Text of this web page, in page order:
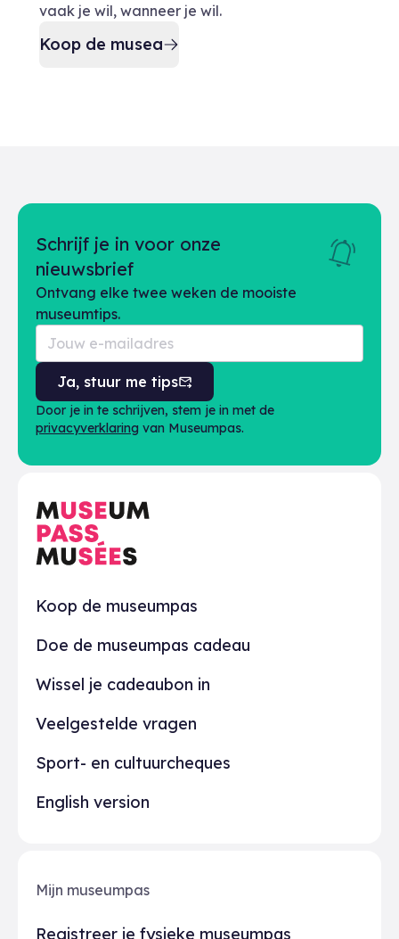
vaak je wil, wanneer je wil.
Koop de musea
Praktisch
Koop de museumpas
Doe de museumpas cadeau
Wissel je cadeaubon in
Veelgestelde vragen
Sport- en cultuurcheques
English version
Schrijf je in voor onze
nieuwsbrief
Ontvang elke twee weken de mooiste
museumtips.
Ja, stuur me tips
Door je in te schrijven, stem je in met de
privacyverklaring van Museumpas.
Mijn museumpas
Registreer je fysieke museumpas